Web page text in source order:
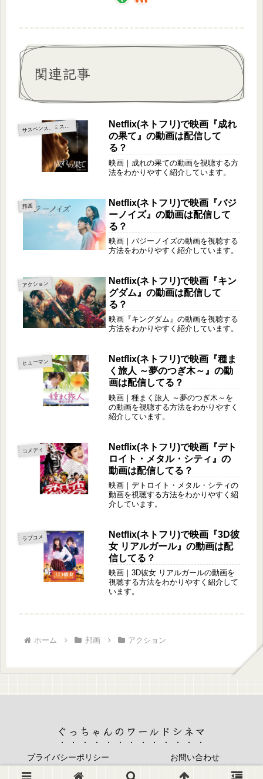
関連記事
サ
スペンス、ミステリー
Netflix(ネトフリ)で映画『成れ
の果て』の動画は配信して
る？
映画｜成れの果ての動画を視聴する方
法をわかりやすく紹介しています。
邦画
Netflix(ネトフリ)で映画『バジ
ーノイズ』の動画は配信して
る？
映画｜バジーノイズの動画を視聴する
方法をわかりやすく紹介しています。
アクション
Netflix(ネトフリ)で映画『キン
グダム』の動画は配信して
る？
映画『キングダム』の動画を視聴する
方法をわかりやすく紹介しています。
ヒューマン
Netflix(ネトフリ)で映画『種ま
く旅人 ～夢のつぎ木～』の動
画は配信してる？
映画｜種まく旅人 ～夢のつぎ木～を
の動画を視聴する方法をわかりやすく
紹介しています。
コメディ
Netflix(ネトフリ)で映画『デト
ロイト・メタル・シティ』の
動画は配信してる？
映画｜デトロイト・メタル・シティの
動画を視聴する方法をわかりやすく紹
介しています。
ラブコメ
Netflix(ネトフリ)で映画『3D彼
女 リアルガール』の動画は配
信してる？
映画｜3D彼女 リアルガールの動画を
視聴する方法をわかりやすく紹介して
います。
ホーム 邦画 アクション
ぐっちゃんのワールドシネマ
プライバシーポリシー お問い合わせ